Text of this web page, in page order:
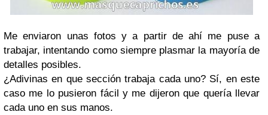
Me enviaron unas fotos y a partir de ahí me puse a
trabajar, intentando como siempre plasmar la mayoría de
detalles posibles.
¿Adivinas en que sección trabaja cada uno? Sí, en este
caso me lo pusieron fácil y me dijeron que quería llevar
cada uno en sus manos.